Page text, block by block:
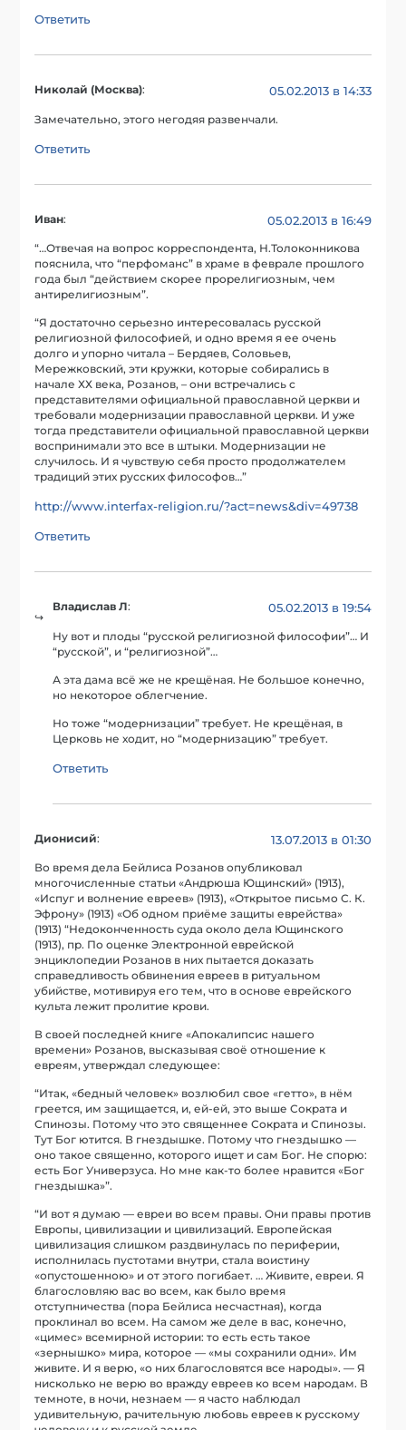
Ответить
Николай (Москва): 05.02.2013 в 14:33
Замечательно, этого негодяя развенчали.
Ответить
Иван: 05.02.2013 в 16:49
“…Отвечая на вопрос корреспондента, Н.Толоконникова
пояснила, что “перфоманс” в храме в феврале прошлого
года был “действием скорее прорелигиозным, чем
антирелигиозным”.
“Я достаточно серьезно интересовалась русской
религиозной философией, и одно время я ее очень
долго и упорно читала – Бердяев, Соловьев,
Мережковский, эти кружки, которые собирались в
начале ХХ века, Розанов, – они встречались с
представителями официальной православной церкви и
требовали модернизации православной церкви. И уже
тогда представители официальной православной церкви
воспринимали это все в штыки. Модернизации не
случилось. И я чувствую себя просто продолжателем
традиций этих русских философов…”
http://www.interfax-religion.ru/?act=news&div=49738
Ответить
Владислав Л: 05.02.2013 в 19:54
Ну вот и плоды “русской религиозной философии”… И
“русской”, и “религиозной”…
А эта дама всё же не крещёная. Не большое конечно,
но некоторое облегчение.
Но тоже “модернизации” требует. Не крещёная, в
Церковь не ходит, но “модернизацию” требует.
Ответить
Дионисий: 13.07.2013 в 01:30
Во время дела Бейлиса Розанов опубликовал
многочисленные статьи «Андрюша Ющинский» (1913),
«Испуг и волнение евреев» (1913), «Открытое письмо С. К.
Эфрону» (1913) «Об одном приёме защиты еврейства»
(1913) “Недоконченность суда около дела Ющинского
(1913), пр. По оценке Электронной еврейской
энциклопедии Розанов в них пытается доказать
справедливость обвинения евреев в ритуальном
убийстве, мотивируя его тем, что в основе еврейского
культа лежит пролитие крови.
В своей последней книге «Апокалипсис нашего
времени» Розанов, высказывая своё отношение к
евреям, утверждал следующее:
“Итак, «бедный человек» возлюбил свое «гетто», в нём
греется, им защищается, и, ей-ей, это выше Сократа и
Спинозы. Потому что это священнее Сократа и Спинозы.
Тут Бог ютится. В гнездышке. Потому что гнездышко —
оно такое священно, которого ищет и сам Бог. Не спорю:
есть Бог Универзуса. Но мне как-то более нравится «Бог
гнездышка»”.
“И вот я думаю — евреи во всем правы. Они правы против
Европы, цивилизации и цивилизаций. Европейская
цивилизация слишком раздвинулась по периферии,
исполнилась пустотами внутри, стала воистину
«опустошенною» и от этого погибает. … Живите, евреи. Я
благословляю вас во всем, как было время
отступничества (пора Бейлиса несчастная), когда
проклинал во всем. На самом же деле в вас, конечно,
«цимес» всемирной истории: то есть есть такое
«зернышко» мира, которое — «мы сохранили одни». Им
живите. И я верю, «о них благословятся все народы». — Я
нисколько не верю во вражду евреев ко всем народам. В
темноте, в ночи, незнаем — я часто наблюдал
удивительную, рачительную любовь евреев к русскому